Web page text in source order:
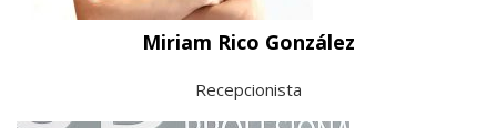
Miriam Rico González
Recepcionista